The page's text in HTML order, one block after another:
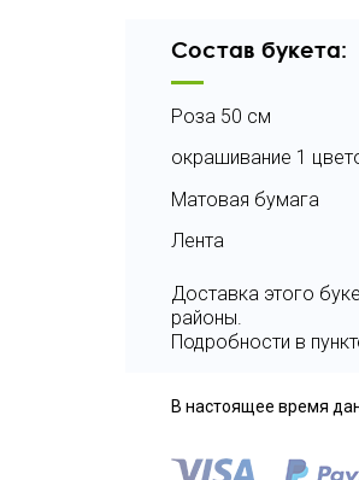
Состав букета:
Роза 50 см
окрашивание 1
Матовая бумага
Лента
Доставка этого
районы.
Подробности в
В настоящее время